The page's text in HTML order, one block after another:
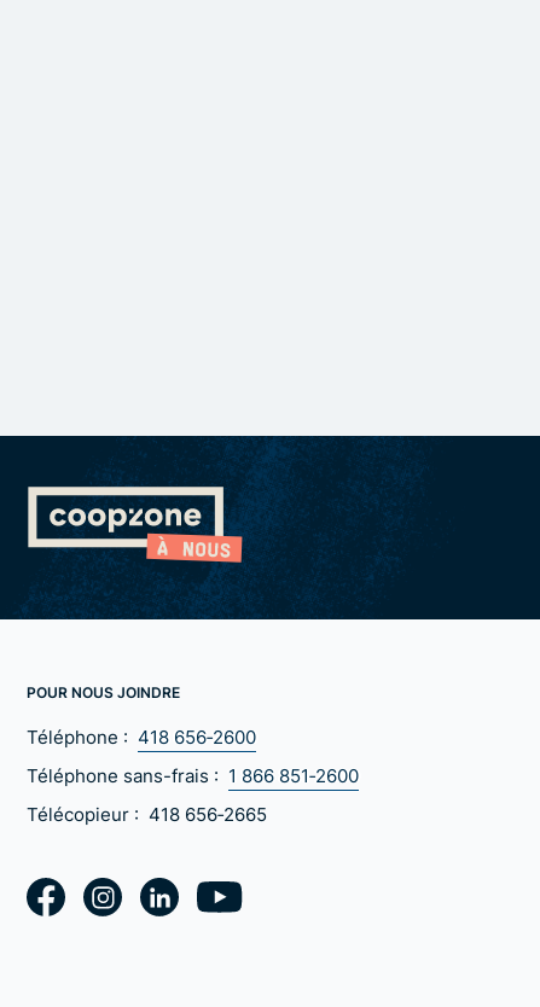
POUR NOUS JOINDRE
Téléphone : 418 656‑2600
Téléphone sans-frais : 1 866 851‑2600
Télécopieur : 418 656‑2665